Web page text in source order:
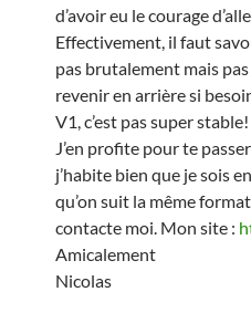
d’avoir eu le courage
Effectivement, il faut
pas brutalement mais
revenir en arrière si
V1, c’est pas super
J’en profite pour te
j’habite bien que je sois
qu’on suit la même
contacte moi. Mon site :
Amicalement
Nicolas